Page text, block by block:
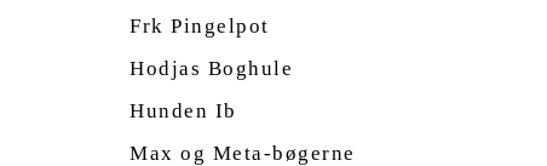
Frk Pingelpot
Hodjas Boghule
Hunden Ib
Max og Meta-bøgerne